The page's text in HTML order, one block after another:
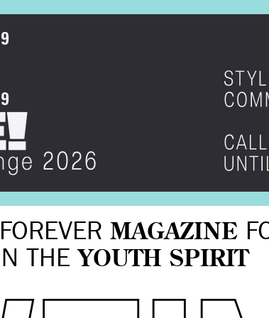
MAGAZINE
THE YOUTH SPIRIT